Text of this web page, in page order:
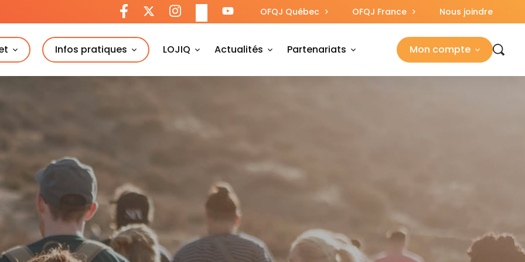
OFQJ Québec OFQJ France Nous joindre
Infos pratiques LOJIQ Actualités Partenariats Mon compte